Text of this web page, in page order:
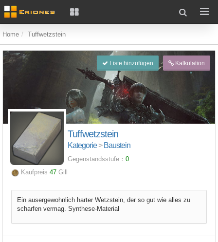
Home Tuffwetzstein
Liste hinzufügen Kalkulation
Tuffwetzstein
Kategorie> Baustein
Gegenstandsstufe： 0
Kaufpreis 47 Gill
Ein ausergewohnlich harter Wetzstein, der so gut wie alles zu
scharfen vermag. Synthese-Material